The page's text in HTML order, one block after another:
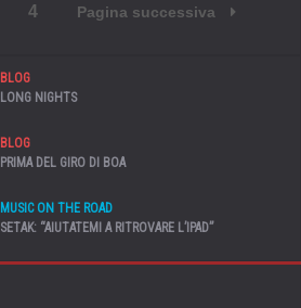
4 Pagina successiva
BLOG
LONG NIGHTS
BLOG
PRIMA DEL GIRO DI BOA
MUSIC ON THE ROAD
SETAK: “AIUTATEMI A RITROVARE L’IPAD”